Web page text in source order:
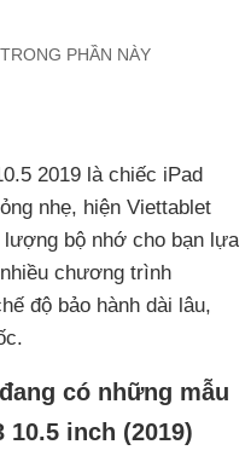
PHẦN NÀY
2019 là chiếc iPad
nhẹ, hiện Viettablet
bộ nhớ cho bạn lựa
chương trình
độ bảo hành dài lâu,
có những mẫu
inch (2019)